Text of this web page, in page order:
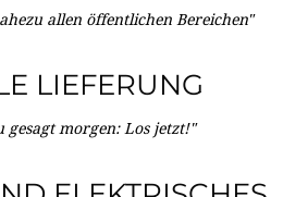
allen öffentlichen Bereichen"
LIEFERUNG
gesagt morgen: Los jetzt!"